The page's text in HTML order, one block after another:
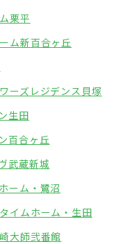
栗平
ム新百合ヶ丘
ーズレジデンス貝塚
生田
百合ヶ丘
武蔵新城
ーム・鷺沼
イムホーム・生田
大師弐番館